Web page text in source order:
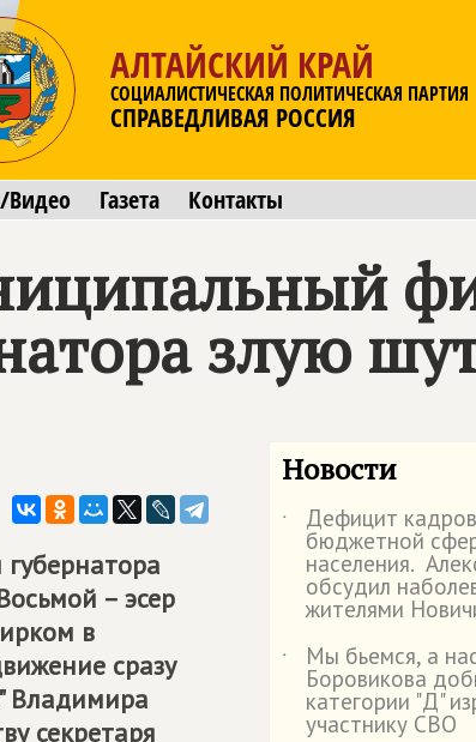
АЛТАЙСКИЙ КРАЙ
СОЦИАЛИСТИЧЕСКАЯ ПОЛИТИЧЕСКАЯ ПАРТИЯ
СПРАВЕДЛИВАЯ РОССИЯ
Видео Газета Контакты
злую
– эсер
в
сразу
Владимира
секретаря
Новости
˙ Дефицит
бюджетной
населения.
обсудил
жителями
˙
Мы бьемся, а
Боровикова
категории "Д"
участнику СВО